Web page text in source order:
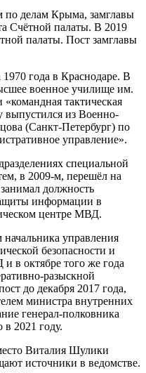
по делам Крыма, замглавы
Счётной палаты. В 2019
палаты. Пост замглавы
года в Краснодаре. В
военное училище им.
тактическая
выпустился из Военно-
(Санкт-Петербург) по
управление».
специальной
в 2009-м, перешёл на
должность
информации в
центре МВД.
начальника управления
безопасности и
в октябре того же года
разыскной
до декабря 2017 года,
министра внутренних
генерал-полковника
2021 году.
Виталия Шулики
источники в ведомстве.